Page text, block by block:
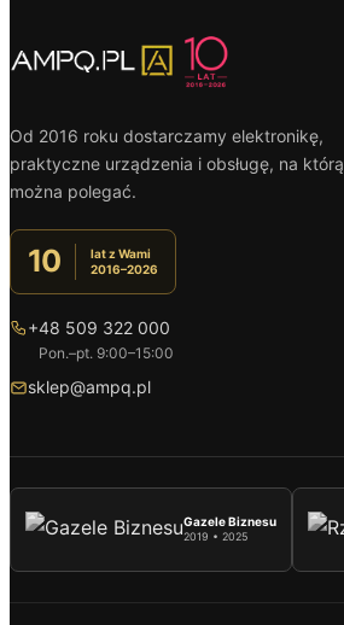
Od 2016 roku dostarczamy elektronikę,
praktyczne urządzenia i obsługę, na którą
można polegać.
10
lat z Wami
2016–2026
+48 509 322 000
Pon.–pt. 9:00–15:00
sklep@ampq.pl
Gazele Biznesu
2019 • 2025